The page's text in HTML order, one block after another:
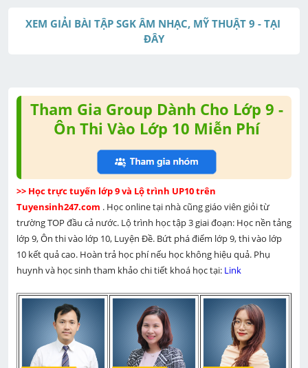
t
XEM GIẢI BÀI TẬP SGK ÂM NHẠC, MỸ THUẬT 9 - TẠI
ĐÂY
Tham Gia Group Dành Cho Lớp 9 -
Ôn Thi Vào Lớp 10 Miễn Phí
>> Học trực tuyến lớp 9 và Lộ trình UP10 trên
Tuyensinh247.com . Học online tại nhà cũng giáo viên giỏi từ
trường TOP đầu cả nước. Lộ trình học tập 3 giai đoạn: Học nền tảng
lớp 9, Ôn thi vào lớp 10, Luyện Đề. Bứt phá điểm lớp 9, thi vào lớp
10 kết quả cao. Hoàn trả học phí nếu học không hiệu quả. Phụ
huynh và học sinh tham khảo chi tiết khoá học tại: Link